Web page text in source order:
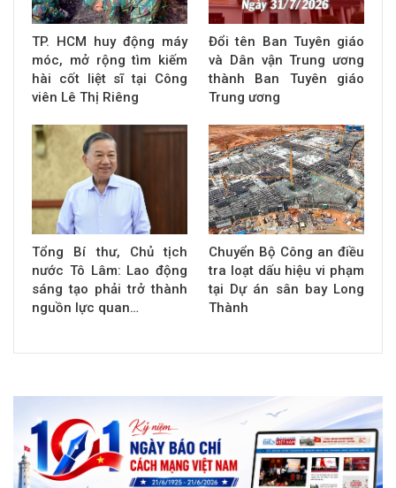
TP. HCM huy động máy
móc, mở rộng tìm kiếm
hài cốt liệt sĩ tại Công
viên Lê Thị Riêng
Đổi tên Ban Tuyên giáo
và Dân vận Trung ương
thành Ban Tuyên giáo
Trung ương
Tổng Bí thư, Chủ tịch
nước Tô Lâm: Lao động
sáng tạo phải trở thành
nguồn lực quan…
Chuyển Bộ Công an điều
tra loạt dấu hiệu vi phạm
tại Dự án sân bay Long
Thành